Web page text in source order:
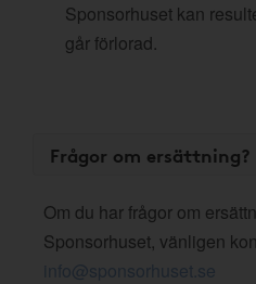
Sponsorhuset kan
går förlorad.
Frågor om ersättning?
Om du har frågor om
Sponsorhuset, vänligen
info@sponsorhuset.se